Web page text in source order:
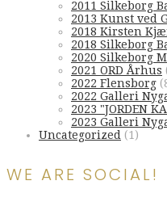
2011 Silkeborg
2013 Kunst ved
2018 Kirsten
2018 Silkeborg
2020 Silkeborg
2021 ORD Århus
2022 Flensborg
2022 Galleri
2023 "JORDEN
2023 Galleri
Uncategorized (1)
WE ARE SOCIAL!